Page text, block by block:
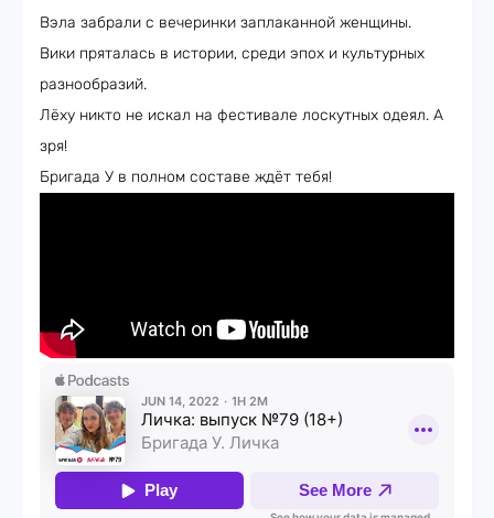
Вэла забрали с вечеринки заплаканной женщины.
Вики пряталась в истории, среди эпох и культурных
разнообразий.
Лёху никто не искал на фестивале лоскутных одеял. А
зря!
Бригада У в полном составе ждёт тебя!